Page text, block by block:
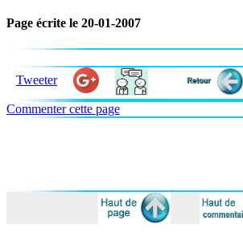
Page écrite le 20-01-2007
Tweeter
Commenter cette page